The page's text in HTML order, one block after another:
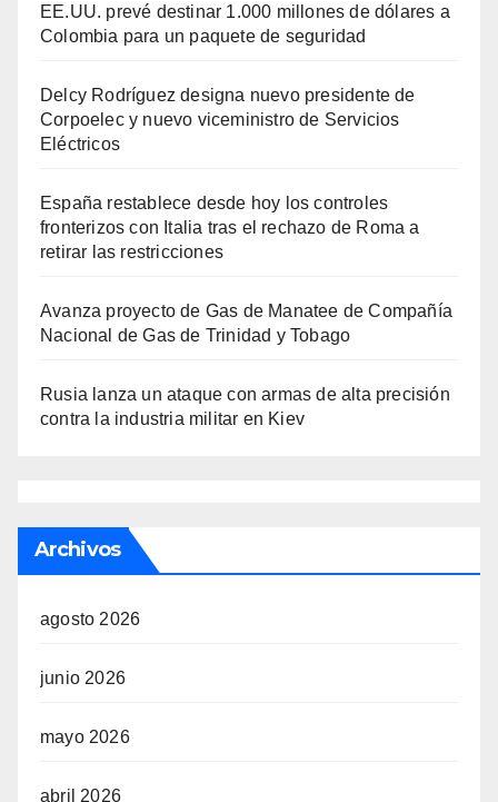
EE.UU. prevé destinar 1.000 millones de dólares a
Colombia para un paquete de seguridad
Delcy Rodríguez designa nuevo presidente de
Corpoelec y nuevo viceministro de Servicios
Eléctricos
España restablece desde hoy los controles
fronterizos con Italia tras el rechazo de Roma a
retirar las restricciones
Avanza proyecto de Gas de Manatee de Compañía
Nacional de Gas de Trinidad y Tobago
Rusia lanza un ataque con armas de alta precisión
contra la industria militar en Kiev
Archivos
agosto 2026
junio 2026
mayo 2026
abril 2026